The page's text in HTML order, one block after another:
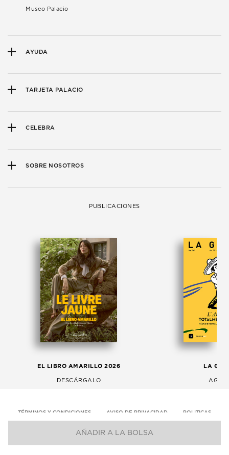
AÑADIR A LA BOLSA
Museo Palacio
AYUDA
TARJETA PALACIO
CELEBRA
SOBRE NOSOTROS
PUBLICACIONES
EL LIBRO AMARILLO 2026
DESCÁRGALO
LA
TÉRMINOS Y CONDICIONES AVISO DE PRIVACIDAD POLITICAS